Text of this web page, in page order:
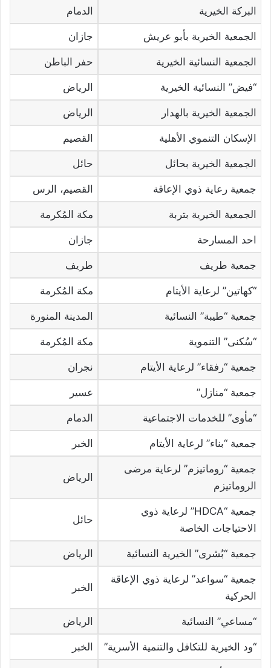
البركة الخيرية الدمام
الجمعية الخيرية بأبو عريش جازان
الجمعية النسائية الخيرية حفر الباطن
“فيض” النسائية الخيرية الرياض
الجمعية الخيرية بالهدار الرياض
الإسكان التنموي الأهلية القصيم
الجمعية الخيرية بحائل حائل
جمعية رعاية ذوي الإعاقة القصيم، الرس
الجمعية الخيرية بتربة مكة المُكرمة
احد المسارحة جازان
جمعية طريف طريف
“كهاتين” لرعاية الأيتام مكة المُكرمة
جمعية “طيبة” النسائية المدينة المنورة
“سُكنى” التنموية مكة المُكرمة
جمعية “رفقاء” لرعاية الأيتام نجران
جمعية “منازل” عسير
“مأوى” للخدمات الاجتماعية الدمام
جمعية “بناء” لرعاية الأيتام الخبر
جمعية “روماتيزم” لرعاية مرضى
الروماتيزم
الرياض
جمعية “HDCA” لرعاية ذوي
الاحتياجات الخاصة
حائل
جمعية “بُشرى” الخيرية النسائية الرياض
جمعية “سواعد” لرعاية ذوي الإعاقة
الحركية
الخبر
“مساعي” النسائية الرياض
“ود الخيرية للتكافل والتنمية الأسرية” الخبر